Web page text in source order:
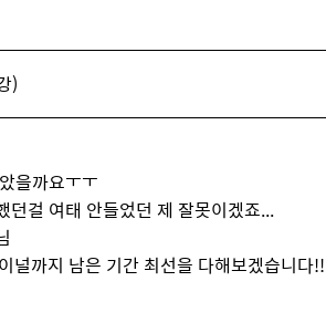
)
을까요ㅜㅜ
던걸 여태 안들었던 제 잘못이겠죠...
널까지 남은 기간 최선을 다해보겠습니다